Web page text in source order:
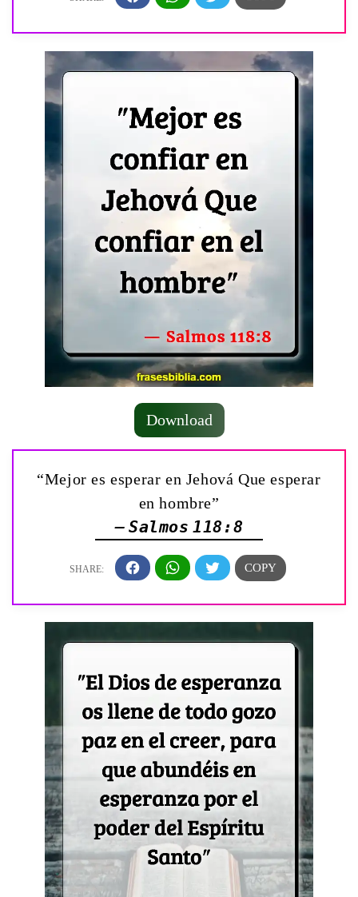
Download
“Mejor es esperar en Jehová Que esperar
en hombre”
— Salmos 118:8